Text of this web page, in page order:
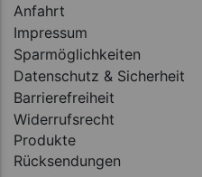
Anfahrt
Impressum
Sparmöglichkeiten
Datenschutz & Sicherheit
Barrierefreiheit
Widerrufsrecht
Produkte
Rücksendungen